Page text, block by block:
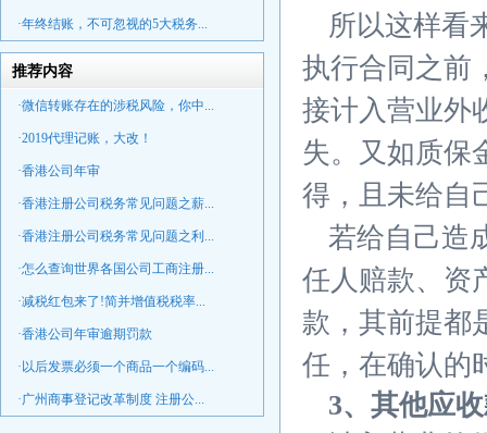
·年终结账，不可忽视的5大税务...
推荐内容
·微信转账存在的涉税风险，你中...
·2019代理记账，大改！
·香港公司年审
·香港注册公司税务常见问题之薪...
·香港注册公司税务常见问题之利...
·怎么查询世界各国公司工商注册...
·减税红包来了!简并增值税税率...
·香港公司年审逾期罚款
·以后发票必须一个商品一个编码...
·广州商事登记改革制度 注册公...
所以这样看
执行合同之前
接计入营业外
失。又如质保
得，且未给自
若给自己造
任人赔款、资
款，其前提都
任，在确认的
3、其他应